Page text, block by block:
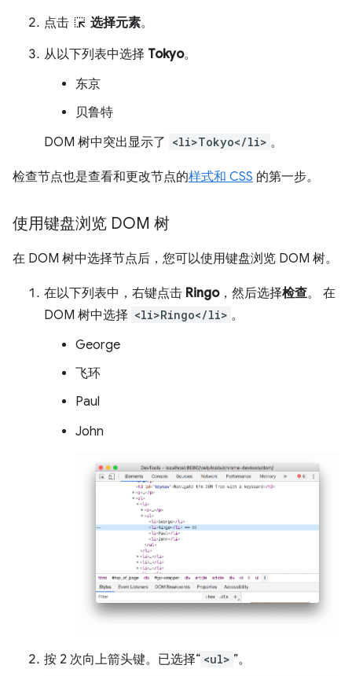
点击 选择元素。
从以下列表中选择 Tokyo。
东京
贝鲁特
DOM 树中突出显示了 <li>Tokyo</li> 。
检查节点也是查看和更改节点的样式和 CSS 的第一步。
使用键盘浏览 DOM 树
在 DOM 树中选择节点后，您可以使用键盘浏览 DOM 树。
在以下列表中，右键点击 Ringo，然后选择检查。 在
DOM 树中选择 <li>Ringo</li> 。
George
飞环
Paul
John
按 2 次向上箭头键。已选择“ <ul> ”。